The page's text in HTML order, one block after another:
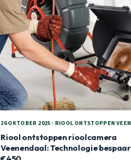
26 OKTOBER 2025 · RIOOL ONTSTOPPEN
Riool ontstoppen rioolcamera
Veenendaal: Technologie